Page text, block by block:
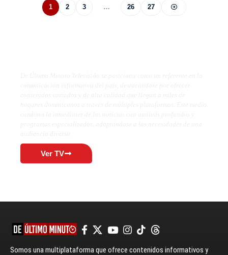
1 2 3 … 26 27
Ver TV
Somos una multiplataforma que ofrece contenidos informativos y